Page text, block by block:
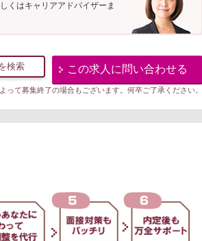
くはキャリアアドバイザーま
検索 この求人に問い合わせる
って募集終了の場合もございます。何卒ご了承ください。